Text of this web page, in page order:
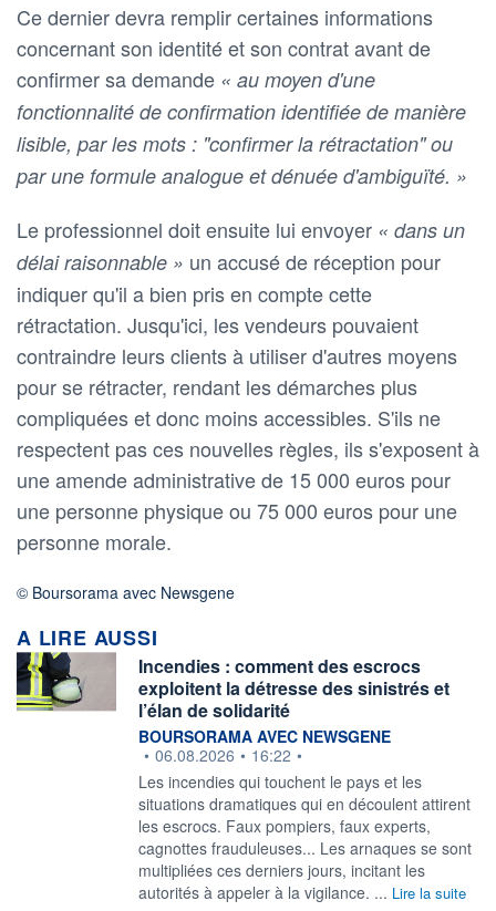
Ce dernier devra remplir certaines informations
concernant son identité et son contrat avant de
confirmer sa demande « au moyen d'une
fonctionnalité de confirmation identifiée de manière
lisible, par les mots : "confirmer la rétractation" ou
par une formule analogue et dénuée d'ambiguïté. »
Le professionnel doit ensuite lui envoyer « dans un
délai raisonnable » un accusé de réception pour
indiquer qu'il a bien pris en compte cette
rétractation. Jusqu'ici, les vendeurs pouvaient
contraindre leurs clients à utiliser d'autres moyens
pour se rétracter, rendant les démarches plus
compliquées et donc moins accessibles. S'ils ne
respectent pas ces nouvelles règles, ils s'exposent à
une amende administrative de 15 000 euros pour
une personne physique ou 75 000 euros pour une
personne morale.
© Boursorama avec Newsgene
A LIRE AUSSI
Incendies : comment des escrocs
exploitent la détresse des sinistrés et
l’élan de solidarité
information fournie par
BOURSORAMA AVEC NEWSGENE
• 06.08.2026 • 16:22 •
Les incendies qui touchent le pays et les
situations dramatiques qui en découlent attirent
les escrocs. Faux pompiers, faux experts,
cagnottes frauduleuses... Les arnaques se sont
multipliées ces derniers jours, incitant les
autorités à appeler à la vigilance. ... Lire la suite